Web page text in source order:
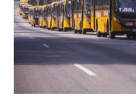
Rio
continua;
audiência
conciliação